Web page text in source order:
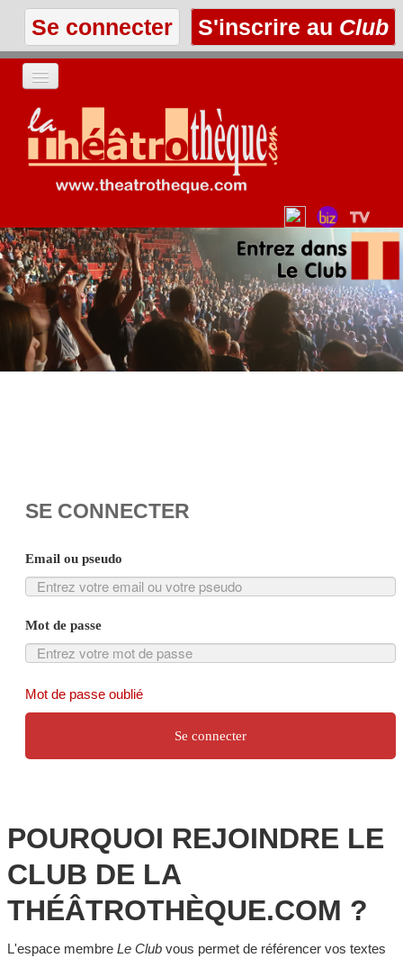
Se connecter S'inscrire au Club
ACCUEIL
LES TEXTES
LES ANNONCES
LE CLUB
SE CONNECTER
Email ou pseudo
Mot de passe
Mot de passe oublié
Se connecter
POURQUOI REJOINDRE LE
CLUB DE LA
THÉÂTROTHÈQUE.COM ?
L'espace membre Le Club vous permet de référencer vos textes